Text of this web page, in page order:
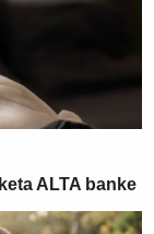
ALTA banke